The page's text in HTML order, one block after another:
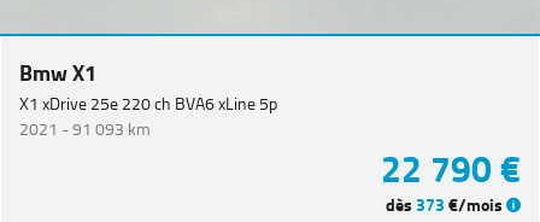
Bmw X1
X1 xDrive 25e 220 ch BVA6 xLine 5p
2021 -91 093 km
22 790 €
dès373€/mois